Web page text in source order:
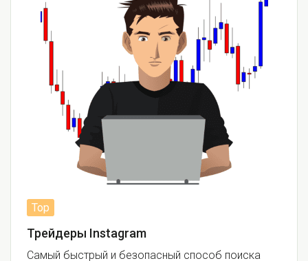
Трейдеры Instagram
Самый быстрый и безопасный способ поиска